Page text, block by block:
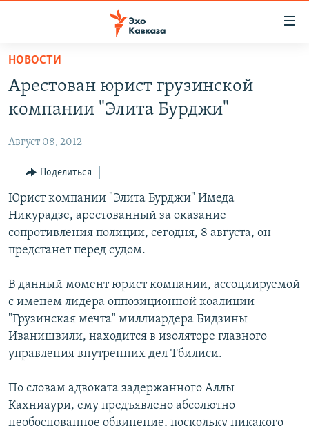
Вернуться
основному
содержанию
навигации
Вернутся
поиску
ТБИЛИСИ
ЦХИНВАЛИ
ВЕСЬ КАВКАЗ
СЕВЕРНЫЙ КАВКАЗ
АРМЕНИЯ
АЗЕРБАЙДЖАН
ТЕМЫ
ПОЛИТИКА
ЭКОНОМИКА
КУЛЬТУРА
СПОРТ
РУБРИКИ
НЕКРУГЛЫЙ СТОЛ
ПОЗИЦИЯ
БЛОГИ
МУЛЬТИМЕДИА
ФОТО
ПОДКАСТЫ
АРХИВ РАДИОПРОГРАММЫ
ПРИСОЕДИНЯЙТЕСЬ!
НОВОСТИ
Арестован юрист грузинской
компании "Элита Бурджи"
Август 08, 2012
Поделиться
Юрист компании "Элита Бурджи" Имеда
Никурадзе, арестованный за оказание
сопротивления полиции, сегодня, 8 августа, он
предстанет перед судом.
В данный момент юрист компании, ассоциируемой
с именем лидера оппозиционной коалиции
"Грузинская мечта" миллиардера Бидзины
Иванишвили, находится в изоляторе главного
управления внутренних дел Тбилиси.
По словам адвоката задержанного Аллы
Кахниаури, ему предъявлено абсолютно
необоснованное обвинение, поскольку никакого